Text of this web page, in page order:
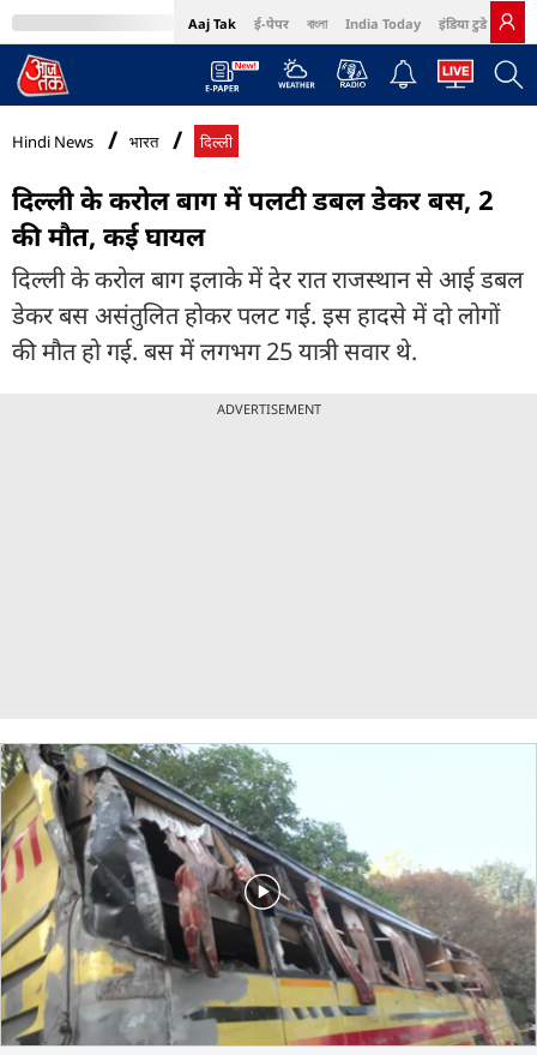
Aaj Tak ई-पेपर বাংলা India Today इंडिया टुडे हिंदी
MumbaiTak Cosmopolitan Harper's Bazaar Northeast
Hindi News भारत दिल्ली
दिल्ली के करोल बाग में पलटी डबल डेकर बस, 2
की मौत, कई घायल
दिल्ली के करोल बाग इलाके में देर रात राजस्थान से आई डबल
डेकर बस असंतुलित होकर पलट गई. इस हादसे में दो लोगों
की मौत हो गई. बस में लगभग 25 यात्री सवार थे.
ADVERTISEMENT